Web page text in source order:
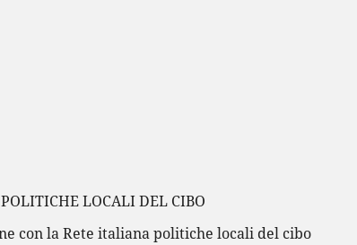
LOCALI DEL CIBO
con la Rete italiana politiche locali del cibo